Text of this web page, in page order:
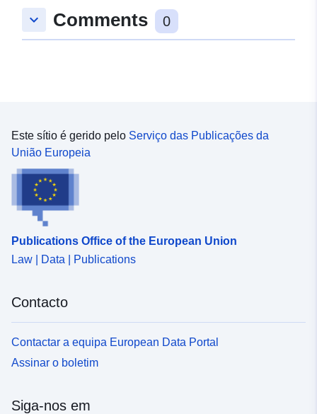
keyboard_arrow_down Comments 0
Este sítio é gerido pelo Serviço das Publicações da
União Europeia
Publications Office of the European Union
Law | Data | Publications
Contacto
Contactar a equipa European Data Portal
Assinar o boletim
Siga-nos em